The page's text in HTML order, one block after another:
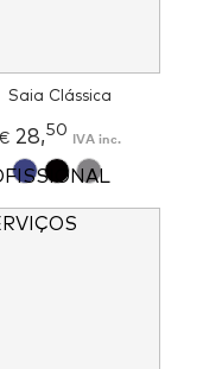
Saia Clássica
28,50 IVA inc.